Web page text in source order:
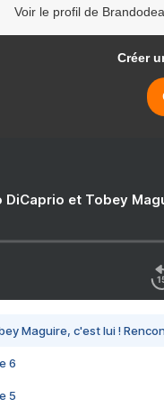
Voir le profil de
Créer
DiCaprio et Tobey
Maguire, c'est lui !
6
5